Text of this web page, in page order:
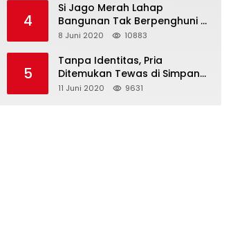
4
Si Jago Merah Lahap
Bangunan Tak Berpenghuni di
Jalan Kadrie Oening
8 Juni 2020 10883
5
Tanpa Identitas, Pria
Ditemukan Tewas di Simpang
Tiga Jalan Kesuma Bangsa
11 Juni 2020 9631